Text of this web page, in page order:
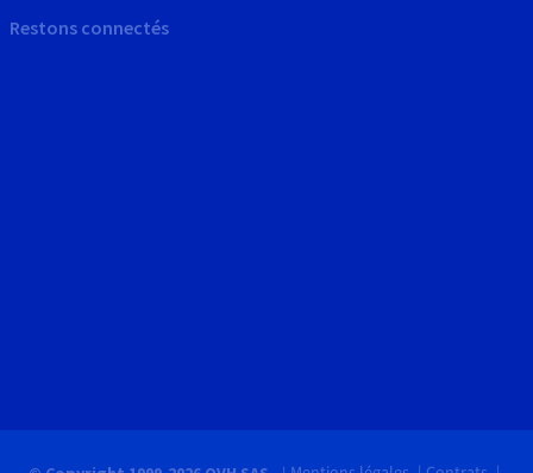
Restons connectés